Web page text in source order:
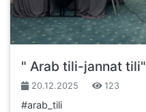
" Arab tili-jannat tili"
20.12.2025 123
#arab_tili